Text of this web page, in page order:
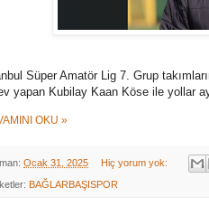
Süper Amatör Lig 7. Grup
yapan Kubilay Kaan Köse ile yollar
OKU »
Ocak 31, 2025 Hiç yorum yok:
BAĞLARBAŞISPOR